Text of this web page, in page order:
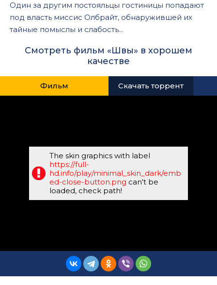
Один за другим постояльцы гостиницы попадают
под власть миссис Олбрайт, обнаружившей их
тайные помыслы и слабость...
Смотреть фильм «Швы» в хорошем
качестве
Фильм Скачать торрент
The skin graphics with label
https://full-
hd.info/play/minimal_skin_dark/emb
ed-close-button.png can't be
loaded, check path!